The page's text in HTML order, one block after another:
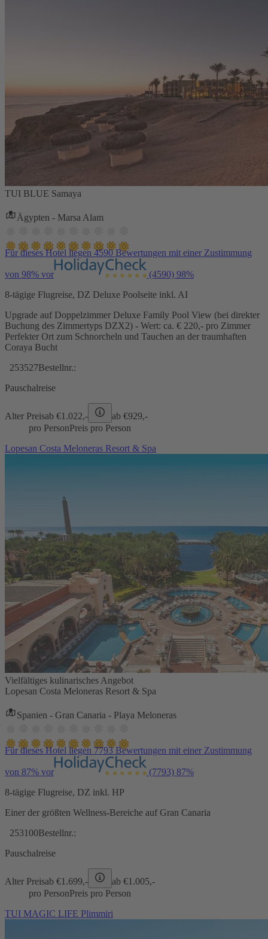
TUI BLUE Samaya
Ägypten - Marsa Alam
Für dieses Hotel liegen 4590 Bewertungen mit einer Zustimmung
von 98% vor (4590) 98%
8-tägige Flugreise, DZ Deluxe Poolseite inkl. AI
Upgrade auf Doppelzimmer Deluxe Family Pool View (bei direkter
Buchung des Zimmertyps DZX2) - Wert: ca. € 220,- pro Zimmer
Perfekter Ort zum Schnorcheln und Tauchen an der traumhaften
Coraya Bucht
253527Bestellnr.:
Pauschalreise
Alter Preisab €1.022,- ab €929,-
pro PersonPreis pro Person
Lopesan Costa Meloneras Resort & Spa
Vielfältiges kulinarisches Angebot
Lopesan Costa Meloneras Resort & Spa
Spanien - Gran Canaria - Playa Meloneras
Für dieses Hotel liegen 7793 Bewertungen mit einer Zustimmung
von 87% vor (7793) 87%
8-tägige Flugreise, DZ inkl. HP
Einer der größten Wellness-Bereiche auf Gran Canaria
253100Bestellnr.:
Pauschalreise
Alter Preisab €1.699,- ab €1.005,-
pro PersonPreis pro Person
TUI MAGIC LIFE Plimmiri